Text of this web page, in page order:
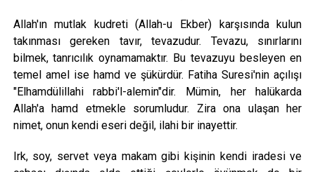
Allah'ın mutlak kudreti (Allah-u Ekber) karşısında kulun
takınması gereken tavır, tevazudur. Tevazu, sınırlarını
bilmek, tanrıcılık oynamamaktır. Bu tevazuyu besleyen en
temel amel ise hamd ve şükürdür. Fatiha Suresi'nin açılışı
"Elhamdülillahi rabbi'l-alemin"dir. Mümin, her halükarda
Allah'a hamd etmekle sorumludur. Zira ona ulaşan her
nimet, onun kendi eseri değil, ilahi bir inayettir.
Irk, soy, servet veya makam gibi kişinin kendi iradesi ve